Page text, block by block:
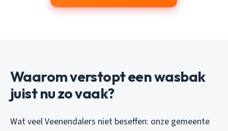
Waarom verstopt een wasbak
juist nu zo vaak?
Wat veel Veenendalers niet beseffen: onze gemeente